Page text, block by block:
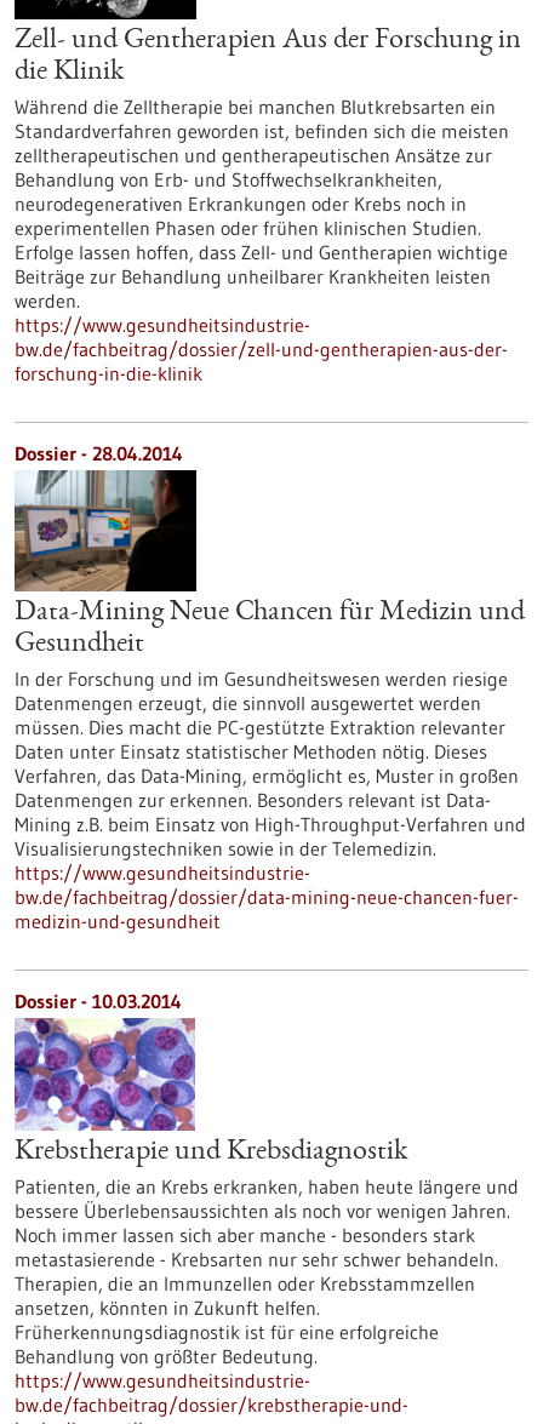
Zell- und Gentherapien Aus der Forschung in
die Klinik
Während die Zelltherapie bei manchen Blutkrebsarten ein
Standardverfahren geworden ist, befinden sich die meisten
zelltherapeutischen und gentherapeutischen Ansätze zur
Behandlung von Erb- und Stoffwechselkrankheiten,
neurodegenerativen Erkrankungen oder Krebs noch in
experimentellen Phasen oder frühen klinischen Studien.
Erfolge lassen hoffen, dass Zell- und Gentherapien wichtige
Beiträge zur Behandlung unheilbarer Krankheiten leisten
werden.
https://www.gesundheitsindustrie-
bw.de/fachbeitrag/dossier/zell-und-gentherapien-aus-der-
forschung-in-die-klinik
Dossier - 28.04.2014
Data-Mining Neue Chancen für Medizin und
Gesundheit
In der Forschung und im Gesundheitswesen werden riesige
Datenmengen erzeugt, die sinnvoll ausgewertet werden
müssen. Dies macht die PC-gestützte Extraktion relevanter
Daten unter Einsatz statistischer Methoden nötig. Dieses
Verfahren, das Data-Mining, ermöglicht es, Muster in großen
Datenmengen zur erkennen. Besonders relevant ist Data-
Mining z.B. beim Einsatz von High-Throughput-Verfahren und
Visualisierungstechniken sowie in der Telemedizin.
https://www.gesundheitsindustrie-
bw.de/fachbeitrag/dossier/data-mining-neue-chancen-fuer-
medizin-und-gesundheit
Dossier - 10.03.2014
Krebstherapie und Krebsdiagnostik
Patienten, die an Krebs erkranken, haben heute längere und
bessere Überlebensaussichten als noch vor wenigen Jahren.
Noch immer lassen sich aber manche - besonders stark
metastasierende - Krebsarten nur sehr schwer behandeln.
Therapien, die an Immunzellen oder Krebsstammzellen
ansetzen, könnten in Zukunft helfen.
Früherkennungsdiagnostik ist für eine erfolgreiche
Behandlung von größter Bedeutung.
https://www.gesundheitsindustrie-
bw.de/fachbeitrag/dossier/krebstherapie-und-